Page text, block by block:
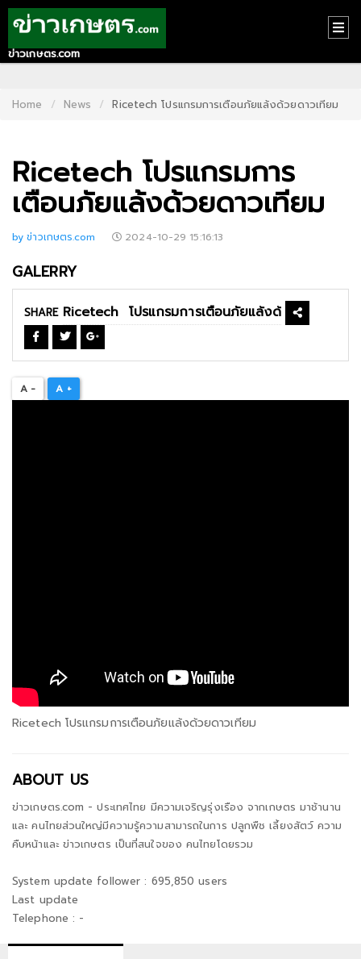
HOME
CONTACT
ABOUT
US
NEWS
LOGIN
REGISTER
ข่าวเกษตร.com
Home News Ricetech โปรแกรมการเตือนภัยแล้งด้วยดาวเทียม
Ricetech โปรแกรมการ
เตือนภัยแล้งด้วยดาวเทียม
by ข่าวเกษตร.com 2024-10-29 15:16:13
GALERRY
SHARE
A - A +
Ricetech โปรแกรมการเตือนภัยแล้งด้วยดาวเทียม
ABOUT US
ข่าวเกษตร.com - ประเทศไทย มีความเจริญรุ่งเรือง จากเกษตร มาช้านาน
และ คนไทยส่วนใหญ่มีความรู้ความสามารถในการ ปลูกพืช เลี้ยงสัตว์ ความ
คืบหน้าและ ข่าวเกษตร เป็นที่สนใจของ คนไทยโดยรวม
System update follower : 695,850 users
Last update
Telephone : -